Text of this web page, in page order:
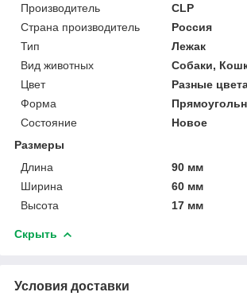
Производитель
CLP
Страна производитель
Россия
Тип
Лежак
Вид животных
Собаки,
Цвет
Разные
Форма
Состояние
Новое
Размеры
Длина
90 мм
Ширина
60 мм
Высота
17 мм
Скрыть
Условия доставки